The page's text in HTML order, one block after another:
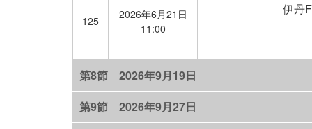
125
2026年6月21日
11:00
伊丹
第8節 2026年9月19日
第9節 2026年9月27日